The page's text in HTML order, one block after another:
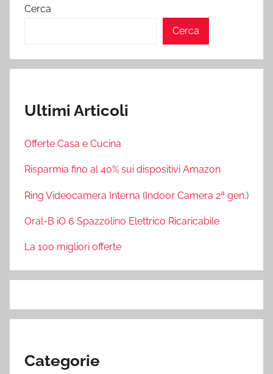
Cerca
Cerca
Ultimi Articoli
Offerte Casa e Cucina
Risparmia fino al 40% sui dispositivi Amazon
Ring Videocamera Interna (Indoor Camera 2ª gen.)
Oral-B iO 6 Spazzolino Elettrico Ricaricabile
La 100 migliori offerte
Categorie